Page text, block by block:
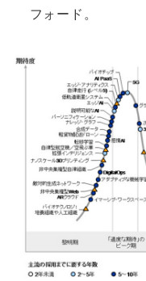
フォード。